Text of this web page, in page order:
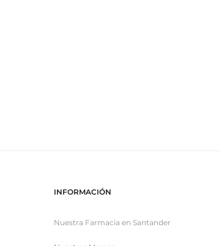
INFORMACIÓN
Nuestra Farmacia en Santander